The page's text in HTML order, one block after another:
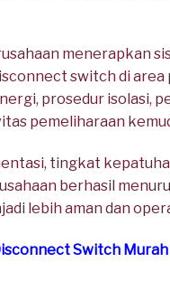
menerapkan
switch di
prosedur isolasi,
pemeliharaan
tingkat
berhasil
lebih aman dan
Switch Murah